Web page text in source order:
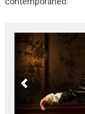
Previous